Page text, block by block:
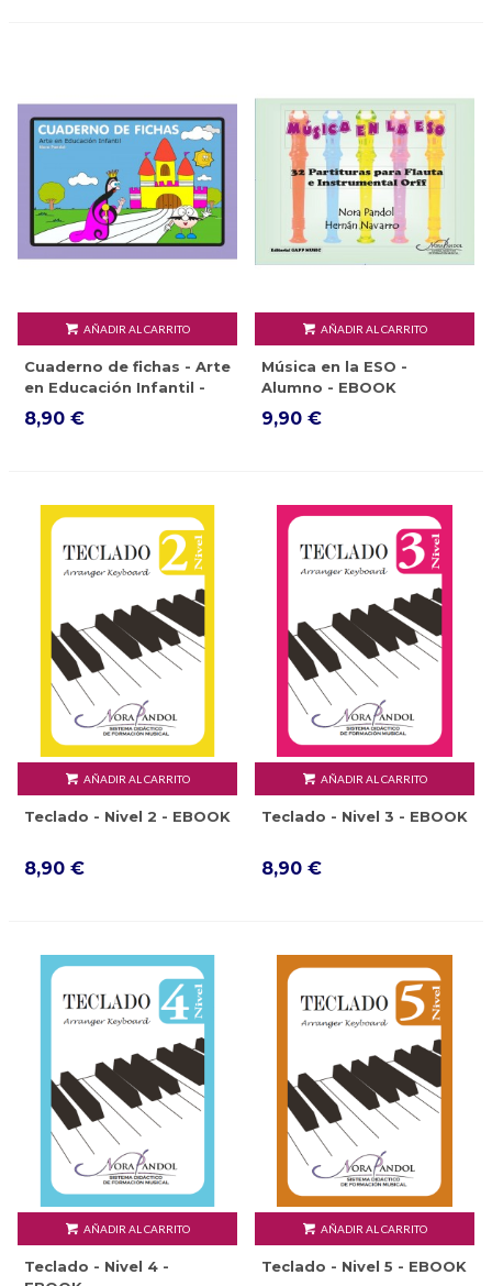
AÑADIR AL CARRITO
Cuaderno de fichas - Arte
en Educación Infantil -
EBOOK
8,90 €
AÑADIR AL CARRITO
Música en la ESO -
Alumno - EBOOK
9,90 €
AÑADIR AL CARRITO
Teclado - Nivel 2 - EBOOK
8,90 €
AÑADIR AL CARRITO
Teclado - Nivel 3 - EBOOK
8,90 €
AÑADIR AL CARRITO
Teclado - Nivel 4 -
AÑADIR AL CARRITO
Teclado - Nivel 5 - EBOOK